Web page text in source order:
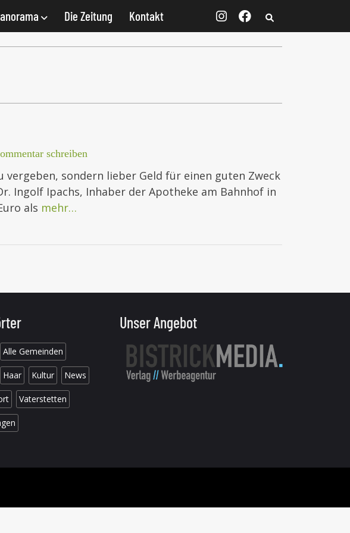
Die Zeitung Kontakt
schreiben
vergeben, sondern lieber Geld für einen guten Zweck
Ingolf Ipachs, Inhaber der Apotheke am Bahnhof in
als mehr…
Alle Gemeinden
Haar Kultur News
Vaterstetten
Unser Angebot